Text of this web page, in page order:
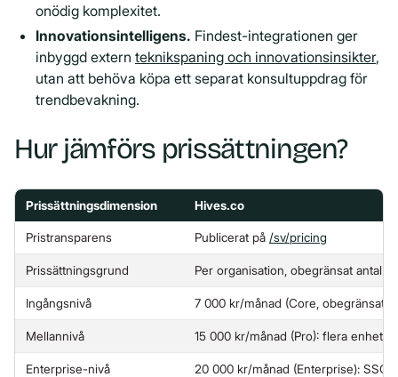
onödig komplexitet.
Innovationsintelligens. Findest-integrationen ger
inbyggd extern teknikspaning och innovationsinsikter,
utan att behöva köpa ett separat konsultuppdrag för
trendbevakning.
Hur jämförs prissättningen?
Prissättningsdimension Hives.co
Pristransparens Publicerat på /sv/pricing
Prissättningsgrund Per organisation, obegränsat antal
Ingångsnivå 7 000 kr/månad (Core, obegränsat
Mellannivå 15 000 kr/månad (Pro): flera
Enterprise-nivå 20 000 kr/månad (Enterprise): SSO,